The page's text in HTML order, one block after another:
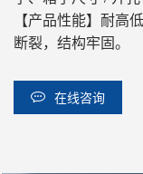
【产品性能】耐高
断裂，结构牢固。
在线咨询